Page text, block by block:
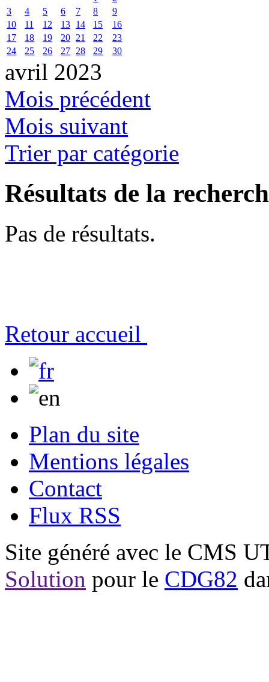
3
4 5 6 7 8
9
10
11 12 13 14 15
16
17
18 19 20 21 22
23
24
25 26 27 28 29 30
avril 2023
Mois précédent
Mois suivant
Trier par catégorie
Résultats de la
Pas de résultats.
Retour accueil
Plan du site
Mentions légales
Contact
Flux RSS
Site généré avec le CMS
Solution pour le CDG82